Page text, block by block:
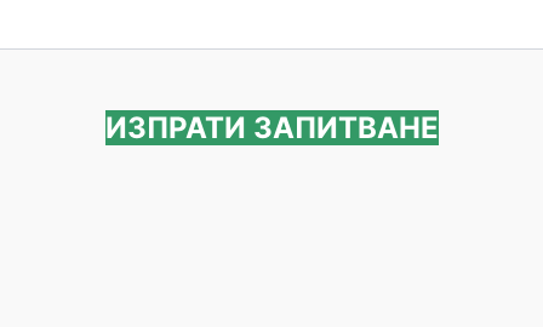
ИЗПРАТИ ЗАПИТВАНЕ